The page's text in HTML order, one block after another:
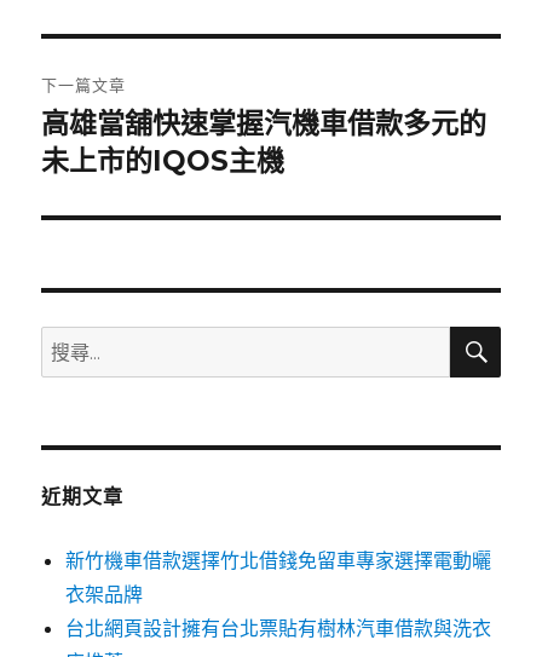
覽
文
章:
下一篇文章
下
一
文
高雄當舖快速掌握汽機車借款多元的
未上市的IQOS主機
搜
尋
鍵
搜
近期文章
新竹機車借款選擇竹北借錢免留車專家選擇電動曬
衣架品牌
台北網頁設計擁有台北票貼有樹林汽車借款與洗衣